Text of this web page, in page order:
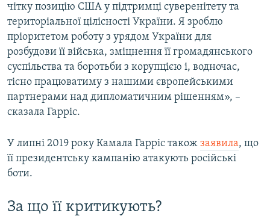
чітку позицію США у підтримці суверенітету та
територіальної цілісності України. Я зроблю
пріоритетом роботу з урядом України для
розбудови її війська, зміцнення її громадянського
суспільства та боротьби з корупцією і, водночас,
тісно працюватиму з нашими європейськими
партнерами над дипломатичним рішенням», –
сказала Гарріс.
У липні 2019 року Камала Гарріс також заявила, що
її президентську кампанію атакують російські
боти.
За що її критикують?